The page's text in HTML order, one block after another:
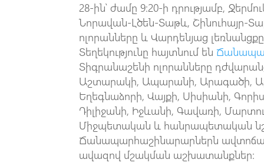
28-ին՝ ժամը 9:20-ի դրությամբ,
Նորավան-Լծեն-Տաթև, Շինուհայր-
ոլորանները և Վարդենյաց
Տեղեկությունը հայտնում են
Տիգրանաշենի ոլորանները
Աշտարակի, Ապարանի, Արագածի,
Եղեգնաձորի, Վայքի, Սիսիանի,
Դիլիջանի, Իջևանի, Գավառի,
Միջպետական և հանրապետական
Ճանապարհաշինարարներն
ավազով մշակման աշխատանքներ: